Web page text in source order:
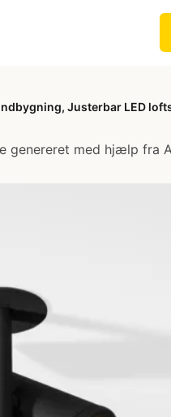
Justerbar LED
genereret med hjælp fra